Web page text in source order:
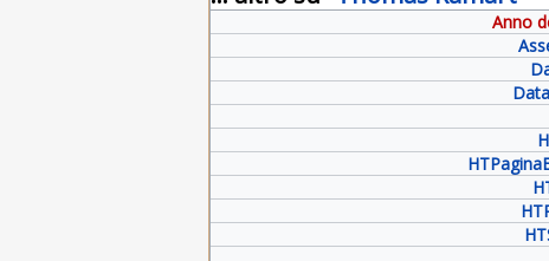
Anno